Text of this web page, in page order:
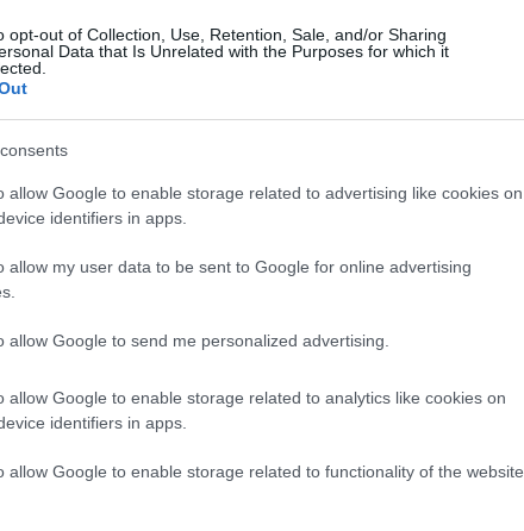
opt-out of Collection, Use, Retention, Sale, and/or Sharing
Data that Is Unrelated with the Purposes for which it
allow Google to enable storage related to advertising like cookies on
identifiers in apps.
allow my user data to be sent to Google for online advertising
allow Google to send me personalized advertising.
allow Google to enable storage related to analytics like cookies on
identifiers in apps.
allow Google to enable storage related to functionality of the website
ΚΟΜΜΑΤΑ
βουλευτής